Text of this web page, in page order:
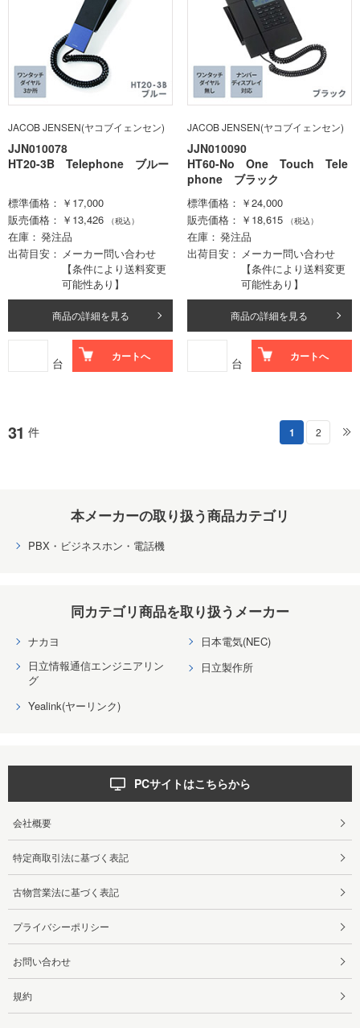
JACOB JENSEN(ヤコブイェンセン)
JJN010078
HT20-3B Telephone ブルー
標準価格
￥17,000
販売価格
￥13,426 （税込）
在庫
発注品
出荷目安
メーカー問い合わせ
【条件により送料変更
可能性あり】
商品の詳細を見る
台 カートへ
JACOB JENSEN(ヤコブイェンセン)
JJN010090
HT60-No One Touch Tele
phone ブラック
標準価格
￥24,000
販売価格
￥18,615 （税込）
在庫
発注品
出荷目安
メーカー問い合わせ
【条件により送料変更
可能性あり】
商品の詳細を見る
台 カートへ
31 件 1 2
本メーカーの取り扱う商品カテゴリ
PBX・ビジネスホン・電話機
同カテゴリ商品を取り扱うメーカー
ナカヨ
日本電気(NEC)
日立情報通信エンジニアリン
グ
日立製作所
Yealink(ヤーリンク)
PCサイトはこちらから
会社概要
特定商取引法に基づく表記
古物営業法に基づく表記
プライバシーポリシー
お問い合わせ
規約